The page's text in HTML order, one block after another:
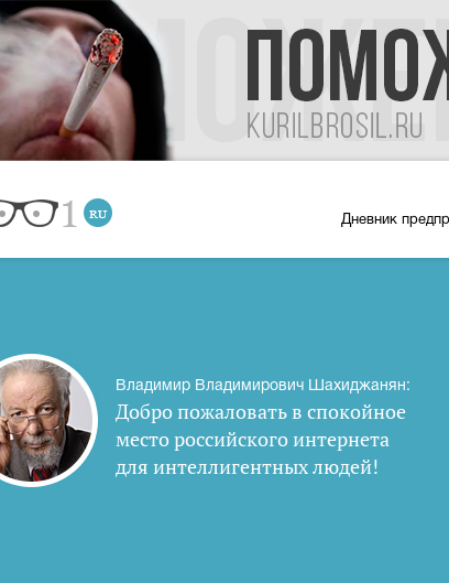
Дневник
Владимир Владимирович Шахиджанян:
Добро пожаловать в спокойное
место российского интернета
для интеллигентных людей!